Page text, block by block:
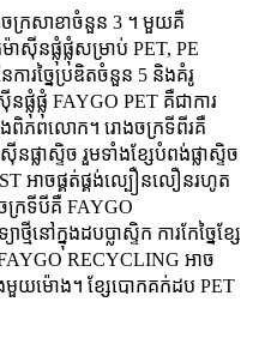
ចក្រសាខាចំនួន 3 ។ មួយគឺ
ស៊ីនផ្លុំផ្លុំសម្រាប់ PET, PE
ារច្នៃប្រឌិតចំនួន 5 និងគំរូ
លុំផ្លុំ FAYGO PET គឺជាការ
ភពលោក។ រោងចក្រទីពីរគឺ
លាស្ទិច រួមទាំងខ្សែបំពង់ផ្លាស្ទិច
អាចផ្គត់ផ្គង់ល្បឿនលឿនរហូត
ក្រទីបីគឺ FAYGO
មីនៅក្នុងដបប្លាស្ទិក ការកែច្នៃខ្សែ
FAYGO RECYCLING អាច
មួយម៉ោង។ ខ្សែបោកគក់ដប PET